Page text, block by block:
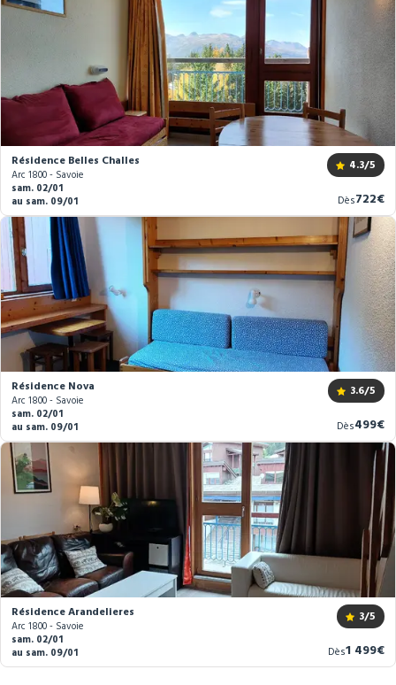
Résidence Belles Challes
Arc 1800 - Savoie
4.3/5
sam. 02/01
au sam. 09/01
Dès
prix
722€
Résidence Nova
Arc 1800 - Savoie
3.6/5
sam. 02/01
au sam. 09/01
Dès
prix
499€
Résidence Arandelieres
Arc 1800 - Savoie
3/5
sam. 02/01
au sam. 09/01
DèsNouveau
prix
1 499€